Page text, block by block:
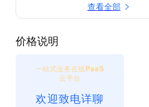
查看全部
价格说明
一站式业务在线PaaS
云平台
欢迎致电详聊